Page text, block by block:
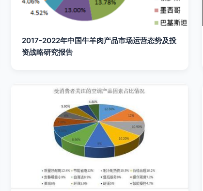
2017-2022年中国牛羊肉产品市场运营态势及投
资战略研究报告